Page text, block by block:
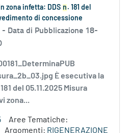
zona infetta: DDS n . 181 del
di concessione
- Data di Pubblicazione 18-
È esecutiva la
181 del 05.11.2025 Misura
zona...
Aree Tematiche:
Argomenti: RIGENERAZIONE